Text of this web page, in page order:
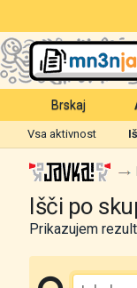
Brskaj
Vsa aktivnost
Išči po
Prikazujem